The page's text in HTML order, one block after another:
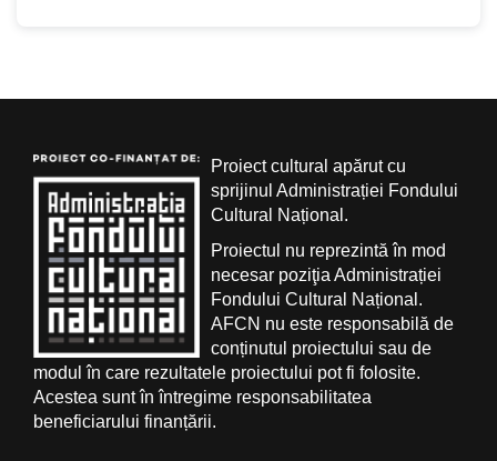
Proiect cultural apărut cu
sprijinul Administrației Fondului
Cultural Național.
Proiectul nu reprezintă în mod
necesar poziţia Administrației
Fondului Cultural Național.
AFCN nu este responsabilă de
conținutul proiectului sau de
modul în care rezultatele proiectului pot fi folosite.
Acestea sunt în întregime responsabilitatea
beneficiarului finanțării.